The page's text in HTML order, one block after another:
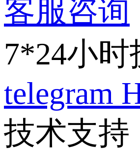
客服咨询
7*24小
telegram
技术支持